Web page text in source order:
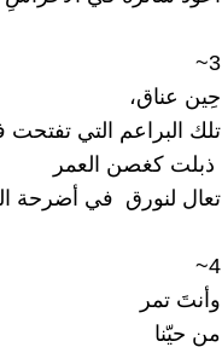
3~
حِين عناق،
تلك البراعم التي
ذبلت كغصن العمر
تعال لنورق في أضرحة
4~
وأنتَ تمر
من حيّنا